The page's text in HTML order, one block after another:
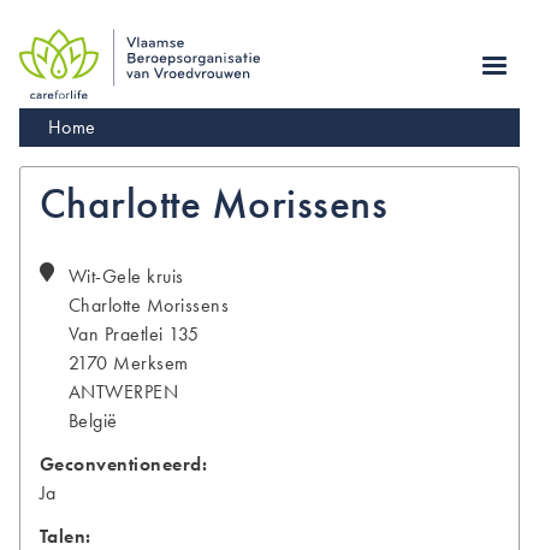
main
navigation
Kruimelpad
Home
Charlotte Morissens
Wit-Gele kruis
Charlotte Morissens
Van Praetlei 135
2170 Merksem
ANTWERPEN
België
Geconventioneerd:
Ja
Talen: